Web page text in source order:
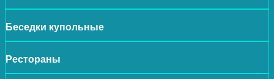
Беседки купольные
Рестораны